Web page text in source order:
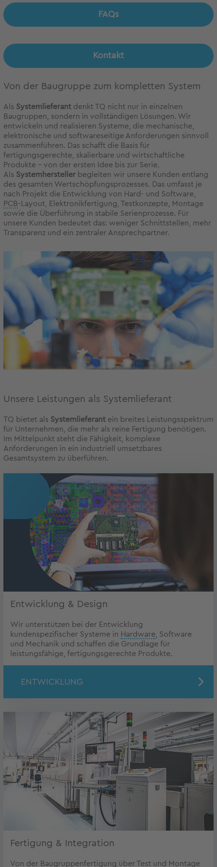
FAQs
Kontakt
Von der Baugruppe zum kompletten System
Als Systemlieferant denkt TQ nicht nur in einzelnen
Baugruppen, sondern in vollständigen Lösungen. Wir
entwickeln und realisieren Systeme, die mechanische,
elektronische und softwareseitige Anforderungen sinnvoll
zusammenführen. Das schafft die Basis für
fertigungsgerechte, skalierbare und wirtschaftliche
Produkte – von der ersten Idee bis zur Serie.
Als Systemhersteller begleiten wir unsere Kunden entlang
des gesamten Wertschöpfungsprozesses. Das umfasst je
nach Projekt die Entwicklung von Hard- und Software,
PCB-Layout, Elektronikfertigung, Testkonzepte, Montage
sowie die Überführung in stabile Serienprozesse. Für
unsere Kunden bedeutet das: weniger Schnittstellen, mehr
Transparenz und ein zentraler Ansprechpartner.
Unsere Leistungen als Systemlieferant
TQ bietet als Systemlieferant ein breites Leistungsspektrum
für Unternehmen, die mehr als reine Fertigung benötigen.
Im Mittelpunkt steht die Fähigkeit, komplexe
Anforderungen in ein industriell umsetzbares
Gesamtsystem zu überführen.
Entwicklung & Design
Wir unterstützen bei der Entwicklung
kundenspezifischer Systeme in Hardware, Software
und Mechanik und schaffen die Grundlage für
leistungsfähige, fertigungsgerechte Produkte.
ENTWICKLUNG
Fertigung & Integration
Von der Baugruppenfertigung über Test und Montage